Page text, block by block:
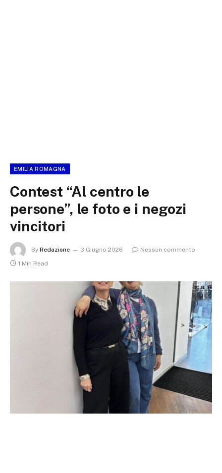
EMILIA ROMAGNA
Contest “Al centro le
persone”, le foto e i negozi
vincitori
By Redazione 3 Giugno 2026
Nessun commento
1 Min Read